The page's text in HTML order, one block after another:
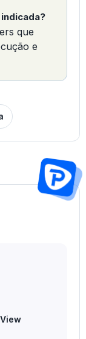
que
e